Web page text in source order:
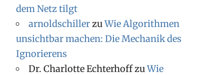
dem Netz tilgt
arnoldschillerzuWie Algorithmen
unsichtbar machen: Die Mechanik des
Ignorierens
Dr. Charlotte EchterhoffzuWie